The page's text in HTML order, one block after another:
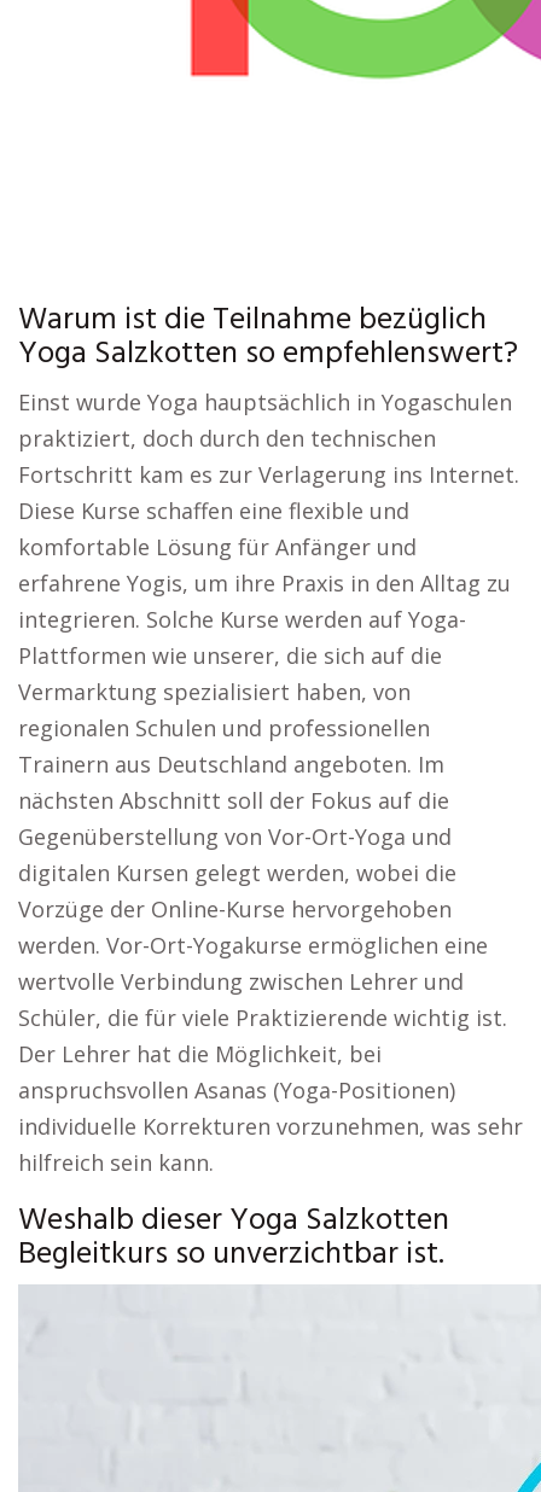
Warum ist die Teilnahme bezüglich
Yoga Salzkotten so empfehlenswert?
Einst wurde Yoga hauptsächlich in Yogaschulen
praktiziert, doch durch den technischen
Fortschritt kam es zur Verlagerung ins Internet.
Diese Kurse schaffen eine flexible und
komfortable Lösung für Anfänger und
erfahrene Yogis, um ihre Praxis in den Alltag zu
integrieren. Solche Kurse werden auf Yoga-
Plattformen wie unserer, die sich auf die
Vermarktung spezialisiert haben, von
regionalen Schulen und professionellen
Trainern aus Deutschland angeboten. Im
nächsten Abschnitt soll der Fokus auf die
Gegenüberstellung von Vor-Ort-Yoga und
digitalen Kursen gelegt werden, wobei die
Vorzüge der Online-Kurse hervorgehoben
werden. Vor-Ort-Yogakurse ermöglichen eine
wertvolle Verbindung zwischen Lehrer und
Schüler, die für viele Praktizierende wichtig ist.
Der Lehrer hat die Möglichkeit, bei
anspruchsvollen Asanas (Yoga-Positionen)
individuelle Korrekturen vorzunehmen, was sehr
hilfreich sein kann.
Weshalb dieser Yoga Salzkotten
Begleitkurs so unverzichtbar ist.